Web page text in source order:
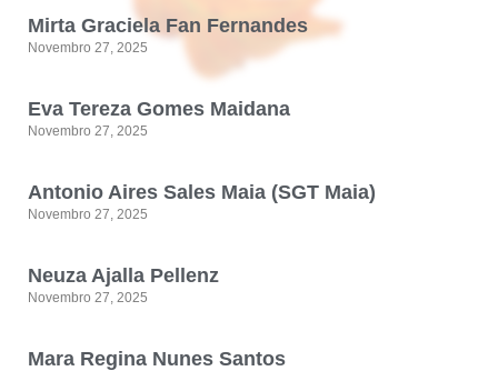
Mirta Graciela Fan Fernandes
Novembro 27, 2025
Eva Tereza Gomes Maidana
Novembro 27, 2025
Antonio Aires Sales Maia (SGT Maia)
Novembro 27, 2025
Neuza Ajalla Pellenz
Novembro 27, 2025
Mara Regina Nunes Santos